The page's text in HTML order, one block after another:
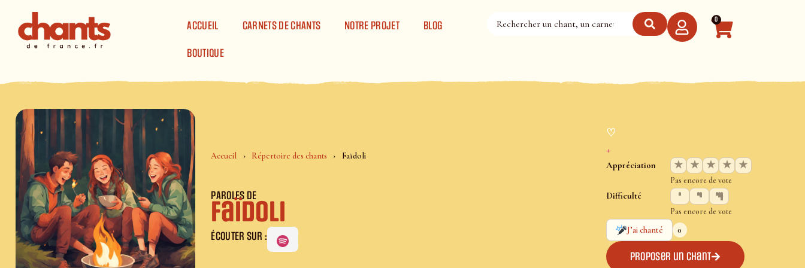
ACCUEIL
CARNETS DE CHANTS NOTRE PROJET BLOG
BOUTIQUE
0
Accueil Répertoire des chants Faïdoli
PAROLES DE
Faïdoli
ÉCOUTER SUR :
♡
+
Appréciation ★ ★ ★ ★ ★
Pas encore de vote
Difficulté
Pas encore de vote
J’ai chanté
0
Proposer un chant